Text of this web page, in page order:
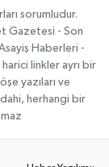
sorumludur.
Gazetesi - Son
Haberleri -
linkler ayrı bir
yazıları ve
herhangi bir